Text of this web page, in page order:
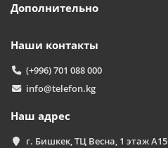
Дополнительно
Наши контакты
(+996) 701 088 000
info@telefon.kg
Наш адрес
г. Бишкек, ТЦ Весна, 1 этаж А15